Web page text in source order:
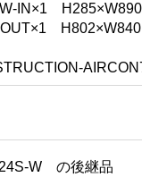
IN×1
W の後継品